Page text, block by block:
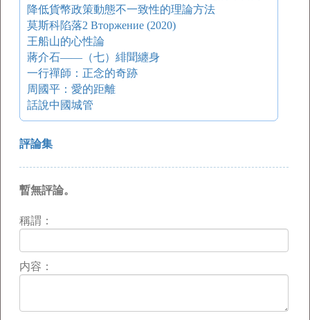
降低貨幣政策動態不一致性的理論方法
莫斯科陷落2 Вторжение (2020)
王船山的心性論
蔣介石——（七）緋聞纏身
一行禪師：正念的奇跡
周國平：愛的距離
話說中國城管
評論集
暫無評論。
稱謂：
内容：